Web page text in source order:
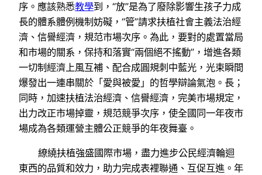
序。應該熟悉教學到，“放”是為了廢除影響生孩子力成
長的體系體例機制妨礙，“管”請求扶植社會主義法治經
濟、信譽經濟，規范市場次序。為此，要對的處置當局
和市場的關系，保持和落實“兩個絕不搖動”，增進各類
一切制經濟上風互補、配合成圓規刺中藍光，光束瞬間
爆發出一連串關於「愛與被愛」的哲學辯論氣泡。長；
同時，加速扶植法治經濟、信譽經濟，完美市場規定，
出力改正市場掉靈，規范競爭次序，使全國同一年夜市
場成為各類運營主體公正競爭的年夜舞臺。
繚繞扶植強盛國際市場，盡力進步公民經濟輪迴
東西的品質和效力，助力完成表裡聯通、互促互進。年